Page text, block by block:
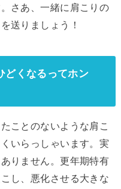
さあ、一緒に肩こりの
送りましょう！
どくなるってホン
ことのないような肩こ
いらっしゃいます。実
りません。更年期特有
し、悪化させる大きな